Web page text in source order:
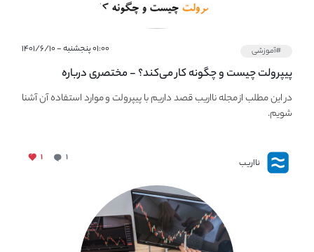
#آموزشی ۰۱:۰۰ پنجشنبه - ۱۴۰۱/۶/۱۰
پیپر‌ولت چیست و چگونه کار می‌کند؟ - مختصری درباره
PaperWallet
در این مطلب از مجله نااریب قصد داریم با پیپر‌ولت و موارد استفاده آن آشنا
شویم.
نااریب ۱ ۱